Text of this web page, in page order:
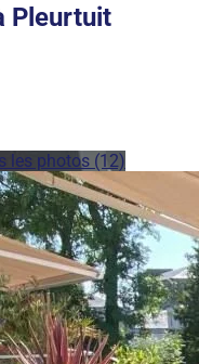
Pleurtuit
les photos (12)